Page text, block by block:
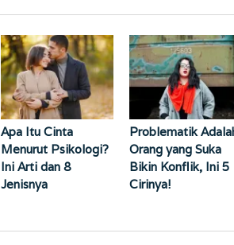
Apa Itu Cinta
Menurut Psikologi?
Ini Arti dan 8
Jenisnya
Problematik
Orang yang Suka
Bikin Konflik, Ini 5
Cirinya!